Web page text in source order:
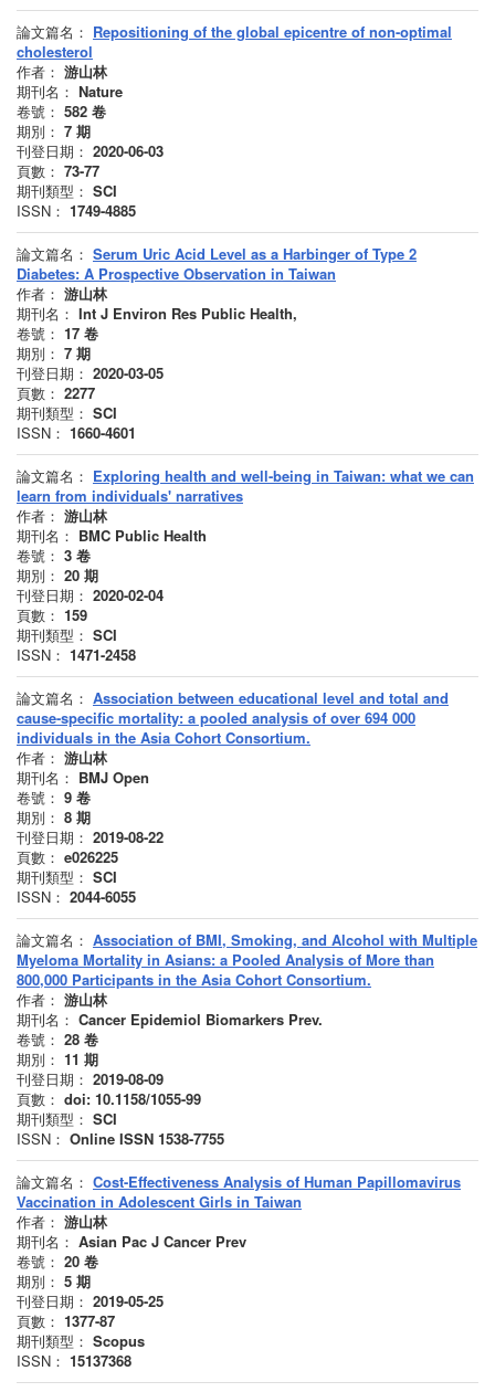
論文篇名： Repositioning of the global epicentre of non-optimal
cholesterol
作者： 游山林
期刊名： Nature
卷號： 582 卷
期別： 7 期
刊登日期： 2020-06-03
頁數： 73-77
期刊類型： SCI
ISSN： 1749-4885
論文篇名： Serum Uric Acid Level as a Harbinger of Type 2
Diabetes: A Prospective Observation in Taiwan
作者： 游山林
期刊名： Int J Environ Res Public Health,
卷號： 17 卷
期別： 7 期
刊登日期： 2020-03-05
頁數： 2277
期刊類型： SCI
ISSN： 1660-4601
論文篇名： Exploring health and well-being in Taiwan: what we can
learn from individuals' narratives
作者： 游山林
期刊名： BMC Public Health
卷號： 3 卷
期別： 20 期
刊登日期： 2020-02-04
頁數： 159
期刊類型： SCI
ISSN： 1471-2458
論文篇名： Association between educational level and total and
cause-specific mortality: a pooled analysis of over 694 000
individuals in the Asia Cohort Consortium.
作者： 游山林
期刊名： BMJ Open
卷號： 9 卷
期別： 8 期
刊登日期： 2019-08-22
頁數： e026225
期刊類型： SCI
ISSN： 2044-6055
論文篇名： Association of BMI, Smoking, and Alcohol with Multiple
Myeloma Mortality in Asians: a Pooled Analysis of More than
800,000 Participants in the Asia Cohort Consortium.
作者： 游山林
期刊名： Cancer Epidemiol Biomarkers Prev.
卷號： 28 卷
期別： 11 期
刊登日期： 2019-08-09
頁數： doi: 10.1158/1055-99
期刊類型： SCI
ISSN： Online ISSN 1538-7755
論文篇名： Cost-Effectiveness Analysis of Human Papillomavirus
Vaccination in Adolescent Girls in Taiwan
作者： 游山林
期刊名： Asian Pac J Cancer Prev
卷號： 20 卷
期別： 5 期
刊登日期： 2019-05-25
頁數： 1377-87
期刊類型： Scopus
ISSN： 15137368